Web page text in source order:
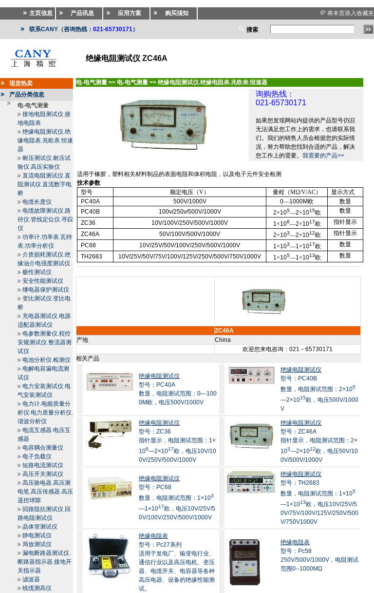
主页信息 产品讯息 应用方案 购买须知 将本页添入收藏夹
联系CANY（咨询热线： 021-65730171） 搜索
绝缘电阻测试仪 ZC46A
现货热卖
产品分类信息
电-电气测量
接地电阻测试仪.接
地电阻表
绝缘电阻测试仪.绝
缘电阻表.兆欧表.恒速
器
耐压测试仪.耐压试
验仪.高压实验仪
直流电阻测试仪.直
阻测试仪.直流数字电
桥
电缆长度仪
电缆故障测试仪.路
径仪.管线定位仪.寻踪
仪
功率计.功率表.瓦特
表.功率分析仪
介质损耗测试仪.绝
缘油介电强度测试仪
极性测试仪
安全性能测试仪
继电器保护测试仪
变比测试仪.变比电
桥
充电器测试仪.电源
适配器测试仪
电参数测量仪.程控
安规测试仪.整流器测
试仪
电池分析仪.检测仪
电解电容漏电流测
试仪
电力安装测试仪.电
气安装测试仪
电力计.电能质量分
析仪.电力质量分析仪.
谐波分析仪
电流互感器.电压互
感器
电容耦合测量仪
电子负载仪
短路电流测试仪
高压开关测试仪
高压验电器.高压测
电笔.高压传感器.高压
遥控球隙
回路阻抗测试仪.回
路电阻测试仪
晶体管测试仪
静电测试仪
局放测试仪
漏电断路器测试仪.
断路器指示器.接地开
关指示器
滤波器
线缆测高仪
电-电气测量 >> 电-电气测量 >> 绝缘电阻测试仪.绝缘电阻表.兆欧表.恒速器
询购热线：
021-65730171
如果您发现网站内提供的产品型号仍旧
无法满足您工作上的需求，也请联系我
们。我们的销售人员会根据您的实际情
况，努力帮助您找到合适的产品，解决
您工作上的需要。 我需要的产品>>
适用于橡胶，塑料相关材料制品的表面电阻和体积电阻，以及电子元件安全检测
技术参数
型号
额定电压（V） 量程（MΩ/V/AC）
显示方式
PC40A 500V/1000V 0—1000M 欧
数显
PC40B
100v/250v/500V/1000V 2×105—2×1015欧
数显
ZC36
10V/100V/250V/500V/1000V 1×106—2×1017欧
指针显示
ZC46A 50V/100V/500V/1000V 2×103—2×1012欧
指针显示
PC68
10V/25V/50V/100V/250V/500V/1000V 1×103—1×1017欧
数显
TH2683
10V/25V/50V/75V/100V/125V/250V/500V/750V1000V 1×105—1×1013欧 数显
ZC46A
产地
China
欢迎您来电咨询：021－65730171
相关产品
绝缘电阻测试仪
型号：PC40A
数显，电阻测试范围：0—100
0M欧，电压500V/1000V
绝缘电阻测试仪
型号：PC40B
数显，电阻测试范围：2×105
—2×1015欧，电压500V/1000
V
绝缘电阻测试仪
型号：ZC36
指针显示，电阻测试范围：1×
106—2×1017欧，电压10V/10
0V/250V/500V/1000V
绝缘电阻测试仪
型号：ZC46A
指针显示，电阻测试范围：2×
103—2×1012欧，电压50V/10
0V/500V/1000V
绝缘电阻测试仪
型号：PC68
数显，电阻测试范围：1×103
—1×1017欧，电压10V/25V/5
0V/100V/250V/500V/1000V
绝缘电阻测试仪
型号：TH2683
数显，电阻测试范围：1×105
—1×1013欧，电压10V/25V/5
0V/75V/100V/125V/250V/500
V/750V1000V
绝缘电阻表
型号：Pc27系列
适用于发电厂、输变电行业、
通信行业以及高压电机、变压
器、电缆开关、电容器等各种
高压电器、设备的绝缘性能测
试。
绝缘电阻表
型号：Pc58
250V/500V/1000V，电阻测试
范围0--1000MΩ